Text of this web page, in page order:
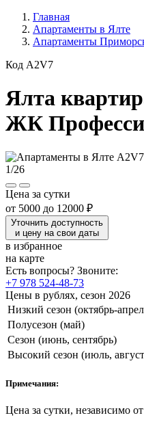
Главная
Апартаменты в Ялте
Апартаменты
Код A2V7
Ялта
ЖК
1/26
Цена за сутки
от 5000 до 12000 ₽
Уточнить доступность
и цену на свои даты
в избранное
на карте
Есть вопросы? Звоните:
+7 978 524-48-73
Цены в рублях, сезон 2026
Низкий сезон (октябрь-
Полусезон (май)
Сезон (июнь, сентябрь)
Высокий сезон (июль,
Примечания:
Цена за сутки, независимо